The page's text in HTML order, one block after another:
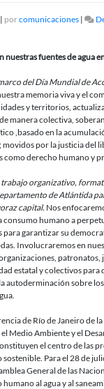
| porcomunicaciones |
nuestras fuentes de agua
del Día Mundial de
memoria viva y el
y territorios,
manera colectiva,
,basado en la
por la justicia del
como derecho humano y
organizativo,
de Atlántida
capital. Nos
consumo humano a
garantizar su
Involucraremos en
patronatos,
estatal y colectivos para
autoderminación sobre
de Río de Janeiro de
Medio Ambiente y el
el centro de las
Para el 28 de
General de las
al agua y al